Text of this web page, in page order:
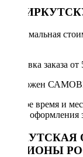
ПО
Минимальная
Доставка заказа
Возможен
Точное время и
после оформления
ИРКУТСКАЯ
РЕГИОНЫ